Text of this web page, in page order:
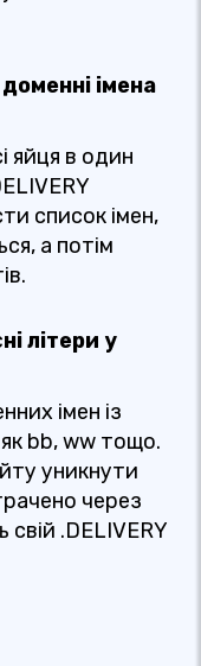
імена
яйця в один
список імен,
а потім
літери у
імен із
bb, ww тощо.
уникнути
через
свій .DELIVERY